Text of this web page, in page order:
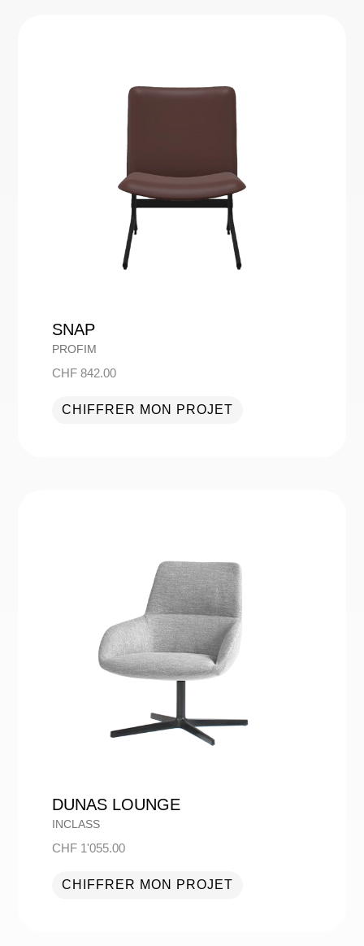
SNAP
PROFIM
CHF842.00
CHIFFRER MON PROJET
DUNAS LOUNGE
INCLASS
CHF1'055.00
CHIFFRER MON PROJET